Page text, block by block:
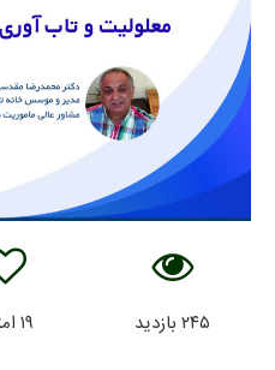
۲۴۵بازدید ۱۹